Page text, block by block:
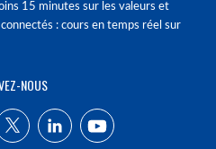
15 minutes sur les valeurs et
: cours en temps réel sur
NOUS